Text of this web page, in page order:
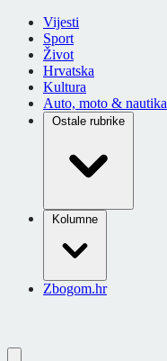
Vijesti
Sport
Život
Hrvatska
Kultura
Auto, moto & nautika
Ostale rubrike
Kolumne
Zbogom.hr